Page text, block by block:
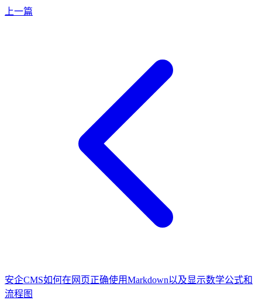
上一篇
安企CMS如何在网页正确使用Markdown以及显示数学公式和
流程图